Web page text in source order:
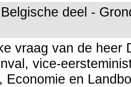
deel -
vraag van de heer
vice-
Economie en